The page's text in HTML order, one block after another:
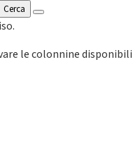
Cerca
le colonnine disponibili